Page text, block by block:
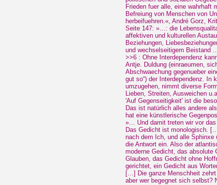
Frieden fuer alle, eine wahrhaft
Befreiung von Menschen von
herbeifuehren.«, André Gorz,
Seite 147: »…: die
affektiven und kulturellen
Beziehungen,
und wechselseitigem Beistand
>>6 : Ohne Interdependenz
Antje. Duldung (einraeumen,
Abschwaechung gegenueber
gut so“) der Interdependenz. In
umzugehen, nimmt diverse
Lieben, Streiten, Ausweichen
'Auf Gegenseitigkeit' ist die
Das ist natürlich alles andere
hat eine künstlerische
»… Und damit treten wir vor
Das Gedicht ist monologisch.
nach dem Ich, und alle
die Antwort ein. Also der
moderne Gedicht, das absolute
Glauben, das Gedicht ohne
gerichtet, ein Gedicht aus
[…] Die ganze Menschheit
aber wer begegnet sich selbst?